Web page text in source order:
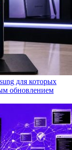
для которых
обновлением